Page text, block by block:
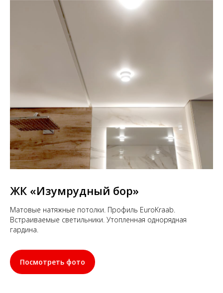
ЖК «Изумрудный бор»
Матовые натяжные потолки. Профиль EuroKraab.
Встраиваемые светильники. Утопленная однорядная
гардина.
Посмотреть фото